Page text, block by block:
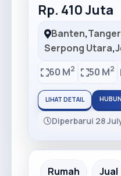
Rp. 410 Juta
Banten,
Serpong Utara,
60 M2 50 M2
LIHAT DETAIL
Diperbarui 28
Rumah Jual